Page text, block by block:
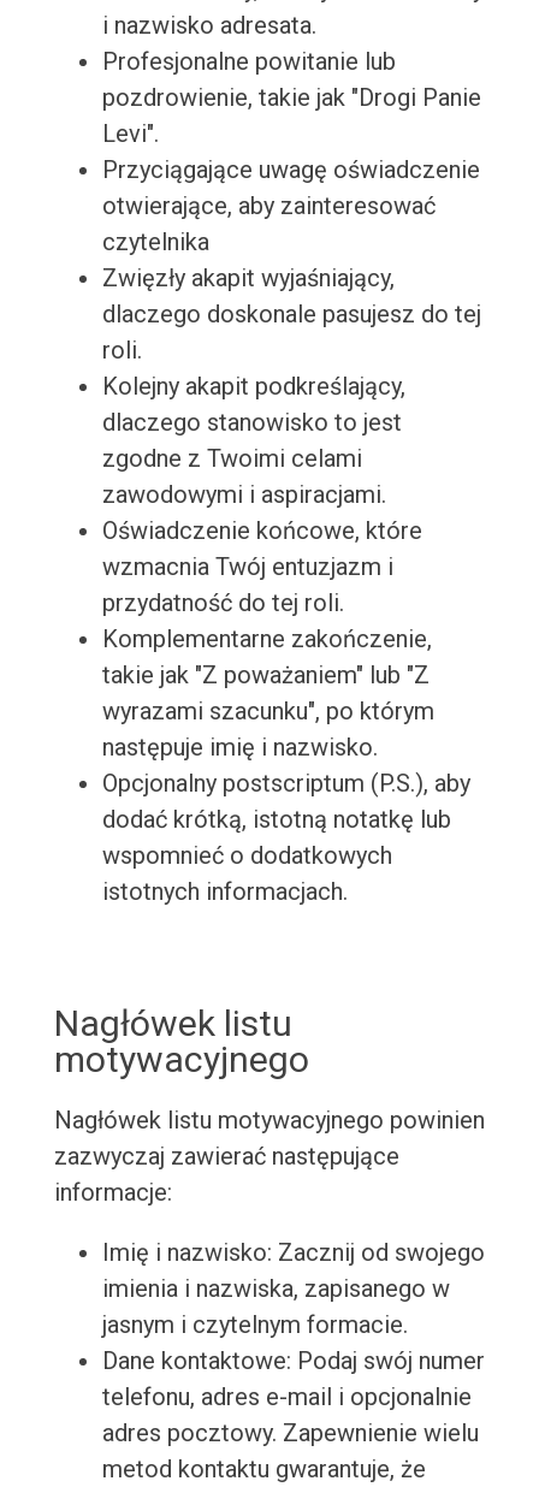
i nazwisko adresata.
Profesjonalne powitanie lub
pozdrowienie, takie jak "Drogi Panie
Levi".
Przyciągające uwagę oświadczenie
otwierające, aby zainteresować
czytelnika
Zwięzły akapit wyjaśniający,
dlaczego doskonale pasujesz do tej
roli.
Kolejny akapit podkreślający,
dlaczego stanowisko to jest
zgodne z Twoimi celami
zawodowymi i aspiracjami.
Oświadczenie końcowe, które
wzmacnia Twój entuzjazm i
przydatność do tej roli.
Komplementarne zakończenie,
takie jak "Z poważaniem" lub "Z
wyrazami szacunku", po którym
następuje imię i nazwisko.
Opcjonalny postscriptum (P.S.), aby
dodać krótką, istotną notatkę lub
wspomnieć o dodatkowych
istotnych informacjach.
Nagłówek listu
motywacyjnego
Nagłówek listu motywacyjnego powinien
zazwyczaj zawierać następujące
informacje:
Imię i nazwisko: Zacznij od swojego
imienia i nazwiska, zapisanego w
jasnym i czytelnym formacie.
Dane kontaktowe: Podaj swój numer
telefonu, adres e-mail i opcjonalnie
adres pocztowy. Zapewnienie wielu
metod kontaktu gwarantuje, że